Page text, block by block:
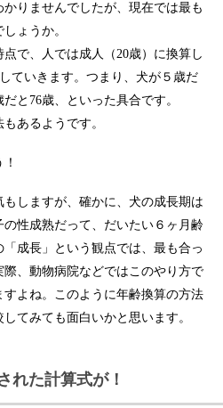
りませんでしたが、現在では最も
ょうか。
で、人では成人（20歳）に換算し
ていきます。つまり、犬が５歳だ
と76歳、といった具合です。
あるようです。
もしますが、確かに、犬の成長期は
性成熟だって、だいたい６ヶ月齢
成長」という観点では、最も合っ
、動物病院などではこのやり方で
よね。このように年齢換算の方法
てみても面白いかと思います。
れた計算式が！